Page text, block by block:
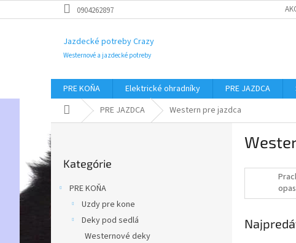
na
0904262897
Jazdecké potreby Crazy
Westernové a jazdecké potreby
PRE KOŇA Elektrické ohradníky PRE JAZDCA
DomovPRE JAZDCA Western pre jazdca
o
č
n
kategórie
Kategórie
PRE KOŇA
Uzdy pre kone
Deky pod sedlá
Westernové deky